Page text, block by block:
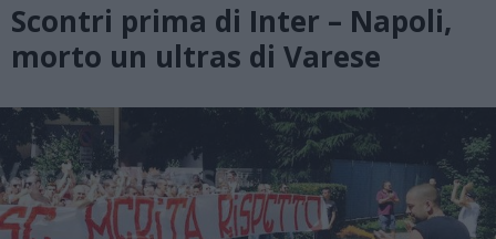
Scontri prima di Inter – Napoli,
morto un ultras di Varese